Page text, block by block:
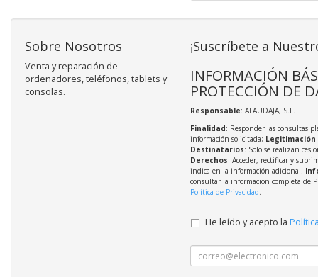
Sobre Nosotros
Venta y reparación de
ordenadores, teléfonos, tablets y
consolas.
¡Suscríbete a
INFORMACIÓN
PROTECCIÓN DE
Responsable: ALAUDAJA, S.L.
Finalidad: Responder las consultas
información solicitada; Legitimación
Destinatarios: Solo se realizan
Derechos: Acceder, rectificar y
indica en la información adicional;
consultar la información completa de
Política de Privacidad.
He leído y acepto la